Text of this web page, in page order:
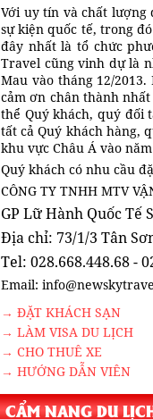
Với uy tín và chất lượng
sự kiện quốc tế, trong
đây nhất là tổ chức
Travel cũng vinh dự là
Mau vào tháng 12/
cảm ơn chân thành nhất
thể Quý khách, quý đối
tất cả Quý khách hàng,
khu vực Châu Á vào
Quý khách có nhu cầu
CÔNG TY TNHH MTV
GP Lữ Hành Quốc Tế
Địa chỉ: 73/1/3 Tân
Tel: 028.668.448.68 -
Email:
→ ĐẶT KHÁCH SẠN
→ LÀM VISA DU LỊCH
→ CHO THUÊ XE
→ HƯỚNG DẪN VIÊN
CẨM NANG DU